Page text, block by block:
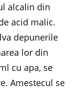
alcalin din
acid malic.
depunerile
lor din
cu apa, se
Amestecul se